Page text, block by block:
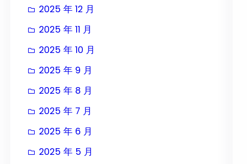
2025 年 12 月
2025 年 11 月
2025 年 10 月
2025 年 9 月
2025 年 8 月
2025 年 7 月
2025 年 6 月
2025 年 5 月